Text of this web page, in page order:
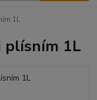
1L
plísním 1L